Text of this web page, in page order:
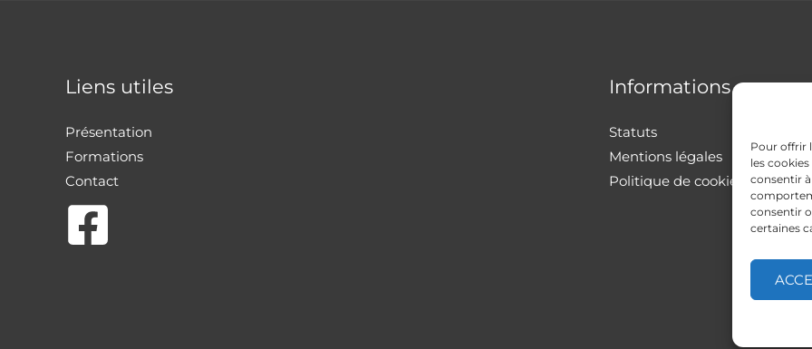
Pour offrir
les
consentir
consentir
certaines
Liens utiles
Présentation
Formations
Contact
Informations
Statuts
Mentions légales
Politique de cookies